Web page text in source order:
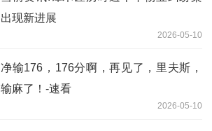
出现新进展
2026-05-10
净输176，176分啊，再见了，里夫斯，
输麻了！-速看
2026-05-10